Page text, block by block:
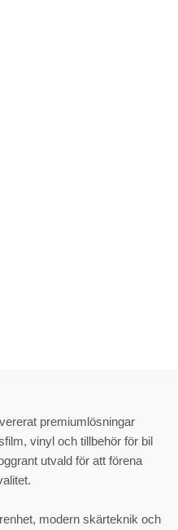
premiumlösningar
vinyl och tillbehör för bil
utvald för att förena
modern skärteknik och